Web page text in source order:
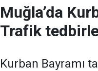
Muğla’da
Trafik
Kurban Bayramı